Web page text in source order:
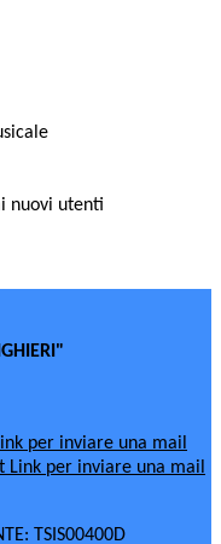
nuovi utenti
per inviare una mail
Link per inviare una mail
TSIS00400D